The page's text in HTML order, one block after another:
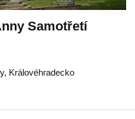
Samotřetí
, Královéhradecko